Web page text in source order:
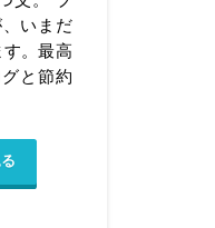
いまだ
。最高
と節約